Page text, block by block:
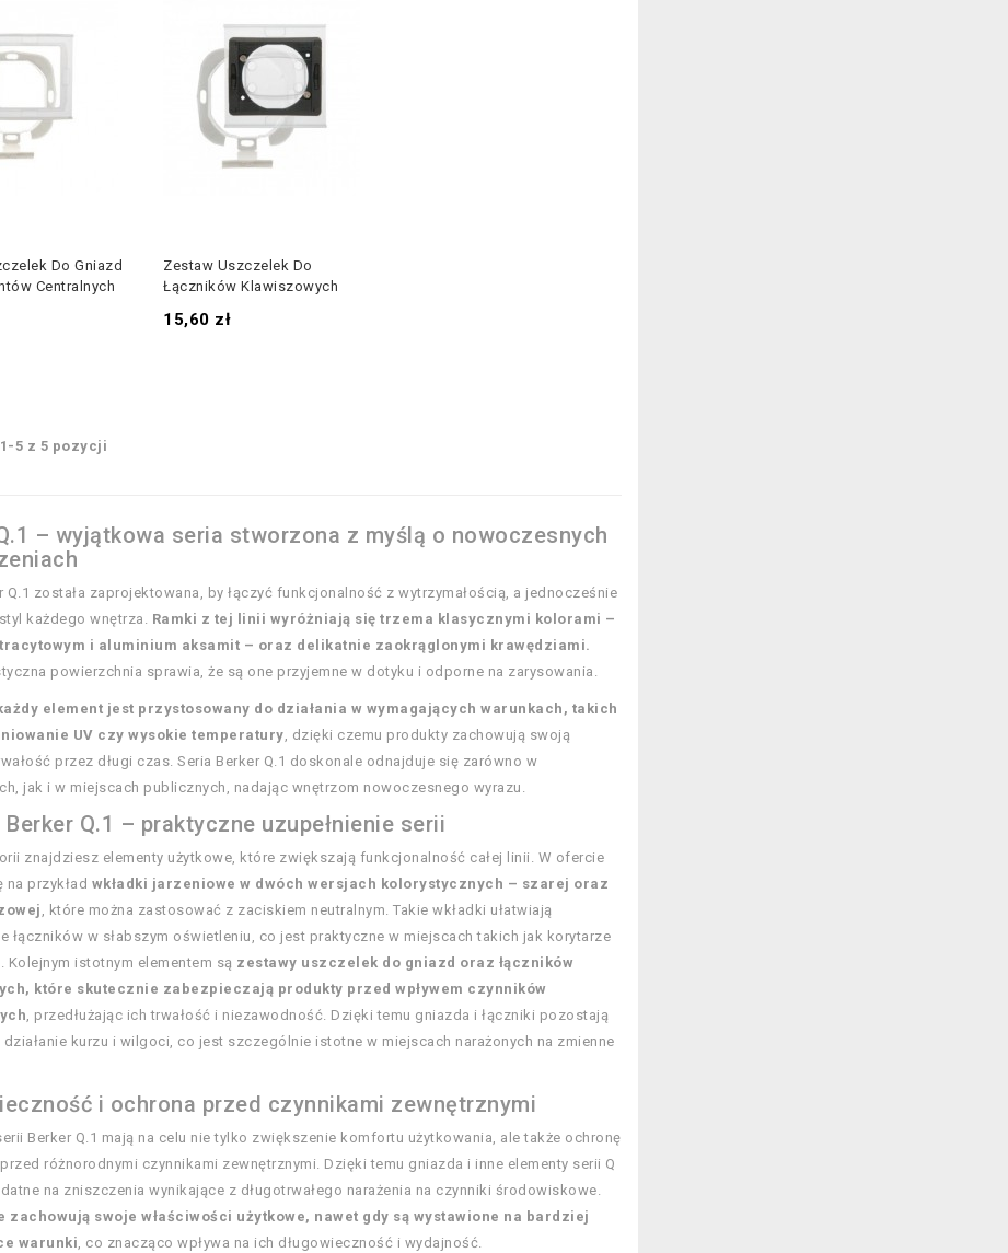
Do Gniazd
Centralnych
Zestaw Uszczelek Do
Łączników Klawiszowych
Cena
15,60 zł
5 z 5 pozycji
– wyjątkowa seria stworzona z myślą o nowoczesnych
Q.1 została zaprojektowana, by łączyć funkcjonalność z wytrzymałością, a jednocześnie
każdego wnętrza. Ramki z tej linii wyróżniają się trzema klasycznymi kolorami –
i aluminium aksamit – oraz delikatnie zaokrąglonymi krawędziami.
powierzchnia sprawia, że są one przyjemne w dotyku i odporne na zarysowania.
każdy element jest przystosowany do działania w wymagających warunkach, takich
UV czy wysokie temperatury, dzięki czemu produkty zachowują swoją
przez długi czas. Seria Berker Q.1 doskonale odnajduje się zarówno w
jak i w miejscach publicznych, nadając wnętrzom nowoczesnego wyrazu.
Berker Q.1 – praktyczne uzupełnienie serii
znajdziesz elementy użytkowe, które zwiększają funkcjonalność całej linii. W ofercie
na przykład wkładki jarzeniowe w dwóch wersjach kolorystycznych – szarej oraz
, które można zastosować z zaciskiem neutralnym. Takie wkładki ułatwiają
łączników w słabszym oświetleniu, co jest praktyczne w miejscach takich jak korytarze
Kolejnym istotnym elementem są zestawy uszczelek do gniazd oraz łączników
które skutecznie zabezpieczają produkty przed wpływem czynników
, przedłużając ich trwałość i niezawodność. Dzięki temu gniazda i łączniki pozostają
działanie kurzu i wilgoci, co jest szczególnie istotne w miejscach narażonych na zmienne
i ochrona przed czynnikami zewnętrznymi
Berker Q.1 mają na celu nie tylko zwiększenie komfortu użytkowania, ale także ochronę
różnorodnymi czynnikami zewnętrznymi. Dzięki temu gniazda i inne elementy serii Q
na zniszczenia wynikające z długotrwałego narażenia na czynniki środowiskowe.
zachowują swoje właściwości użytkowe, nawet gdy są wystawione na bardziej
warunki, co znacząco wpływa na ich długowieczność i wydajność.